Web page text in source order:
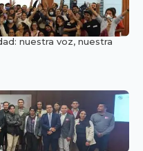
nuestra voz, nuestra